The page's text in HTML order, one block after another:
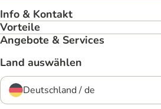
Info & Kontakt
Vorteile
Angebote & Services
Land auswählen
Deutschland / de